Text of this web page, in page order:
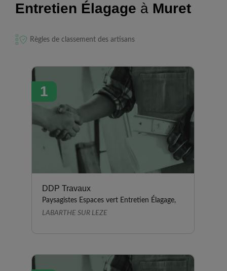
Entretien Élagage à Muret
Règles de classement des artisans
1
DDP Travaux
Paysagistes Espaces vert Entretien Élagage,
LABARTHE SUR LEZE